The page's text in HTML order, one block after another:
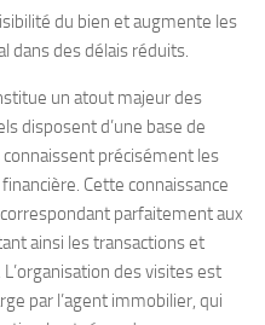
du bien et augmente les
dans des délais réduits.
un atout majeur des
disposent d’une base de
précisément les
Cette connaissance
parfaitement aux
ainsi les transactions et
des visites est
par l’agent immobilier, qui